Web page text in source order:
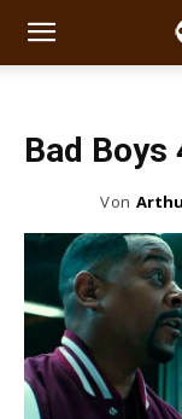
Bad
Von